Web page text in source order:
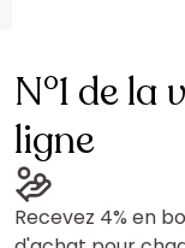
N°1 de la
ligne
Recevez 4% en